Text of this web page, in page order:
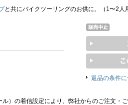
と共にバイクツーリングのお供に。（1〜2人
返品の条件
ル）の着信設定により、弊社からのご注文・